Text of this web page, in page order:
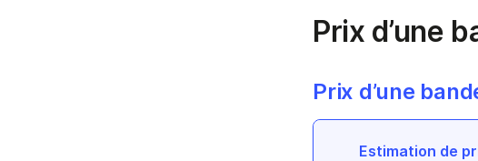
Prix d’une
Prix d’une
Estimation de